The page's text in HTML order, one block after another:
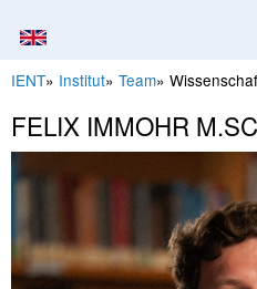
IENT» Institut» Team»
FELIX IMMOHR